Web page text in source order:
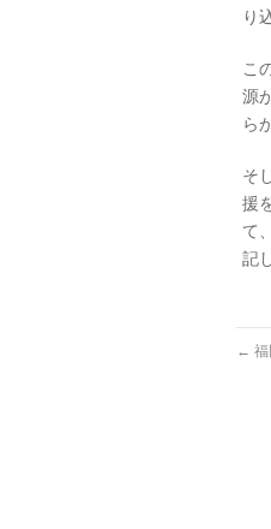
り
こ
源
ら
そ
援
て
記
←